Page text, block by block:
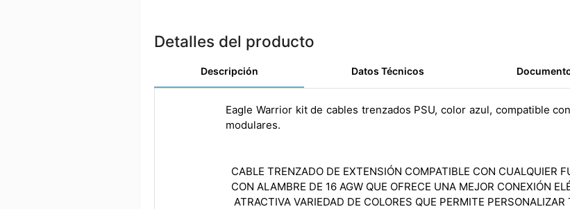
Detalles del producto
Descripción Datos Técnicos
Eagle Warrior kit de cables trenzados PSU, color azul, compatible
modulares.
CABLE TRENZADO DE EXTENSIÓN COMPATIBLE CON CUALQUIER
CON ALAMBRE DE 16 AGW QUE OFRECE UNA MEJOR CONEXIÓN
ATRACTIVA VARIEDAD DE COLORES QUE PERMITE